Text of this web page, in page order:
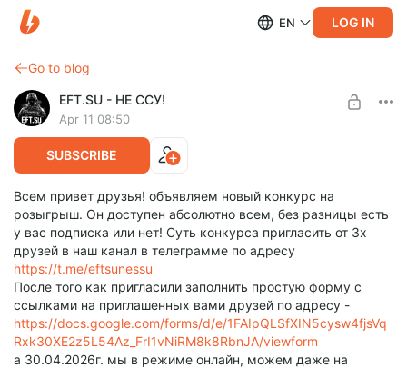
EN LOG IN
Go to blog
EFT.SU - НЕ ССУ!
Apr 11 08:50
SUBSCRIBE
Всем привет друзья! объявляем новый конкурс на
розыгрыш. Он доступен абсолютно всем, без разницы есть
у вас подписка или нет! Суть конкурса пригласить от 3х
друзей в наш канал в телеграмме по адресу
https://t.me/eftsunessu
После того как пригласили заполнить простую форму с
ссылками на приглашенных вами друзей по адресу -
https://docs.google.com/forms/d/e/1FAIpQLSfXIN5cysw4fjsVq
Rxk30XE2z5L54Az_FrI1vNiRM8k8RbnJA/viewform
а 30.04.2026г. мы в режиме онлайн, можем даже на